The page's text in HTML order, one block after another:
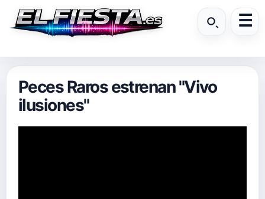
Peces Raros estrenan "Vivo
ilusiones"